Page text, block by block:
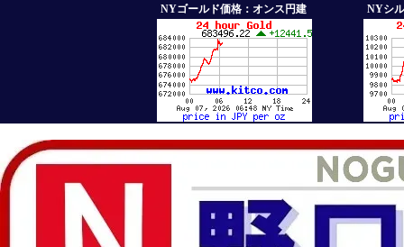
NYゴールド価格：オンス円建 NYシ